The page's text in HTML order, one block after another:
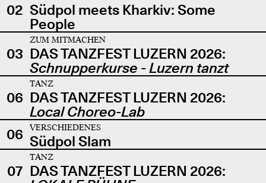
02 Südpol meets Kharkiv: Some
People
03
ZUM MITMACHEN
DAS TANZFEST LUZERN 2026:
Schnupperkurse - Luzern tanzt
06
TANZ
DAS TANZFEST LUZERN 2026:
Local Choreo-Lab
06
VERSCHIEDENES
Südpol Slam
07
TANZ
DAS TANZFEST LUZERN 2026: